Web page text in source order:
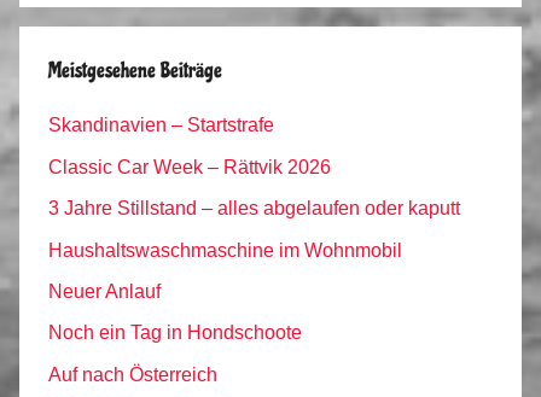
Meistgesehene Beiträge
Skandinavien – Startstrafe
Classic Car Week – Rättvik 2026
3 Jahre Stillstand – alles abgelaufen oder kaputt
Haushaltswaschmaschine im Wohnmobil
Neuer Anlauf
Noch ein Tag in Hondschoote
Auf nach Österreich